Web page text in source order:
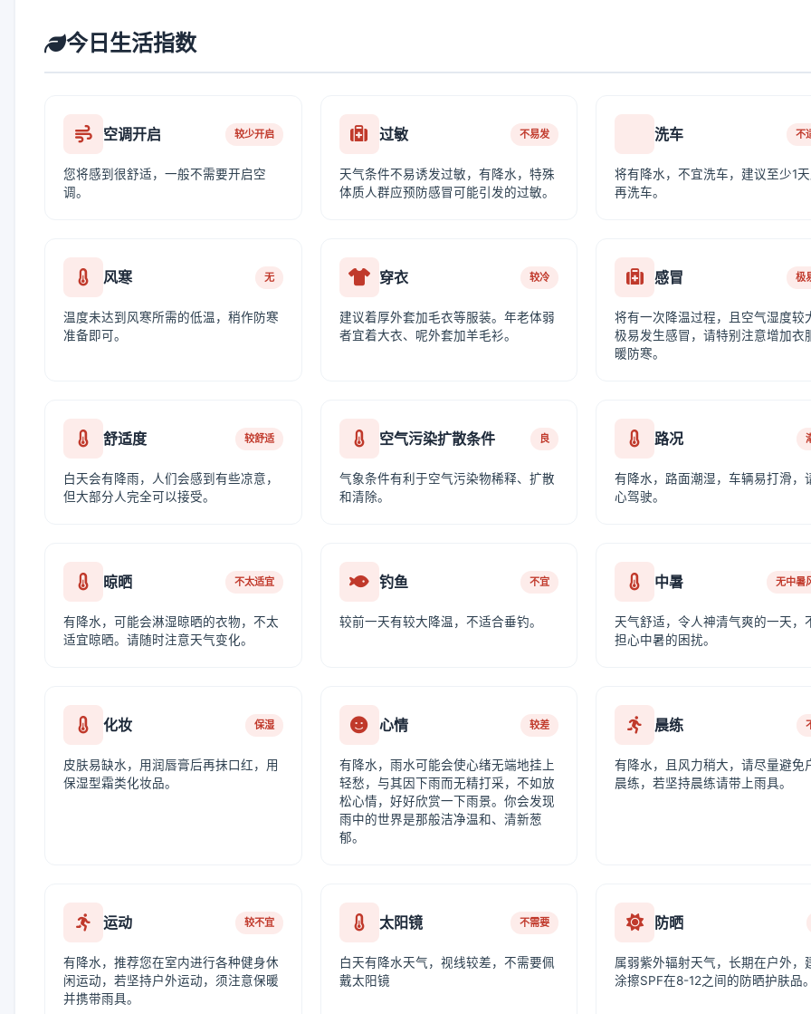
今日生活指数
空调开启 较少开启
您将感到很舒适，一般不需要开启空
调。
过敏 不易发
天气条件不易诱发过敏，有降水，特殊
体质人群应预防感冒可能引发的过敏。
洗车 不
将有降水，不宜洗车，建议至少1
再洗车。
风寒 无
温度未达到风寒所需的低温，稍作防寒
准备即可。
穿衣 较冷
建议着厚外套加毛衣等服装。年老体弱
者宜着大衣、呢外套加羊毛衫。
感冒 极
将有一次降温过程，且空气湿度较
极易发生感冒，请特别注意增加衣
暖防寒。
舒适度 较舒适
白天会有降雨，人们会感到有些凉意，
但大部分人完全可以接受。
空气污染扩散条件 良
气象条件有利于空气污染物稀释、扩散
和清除。
路况
有降水，路面潮湿，车辆易打滑，
心驾驶。
晾晒 不太适宜
有降水，可能会淋湿晾晒的衣物，不太
适宜晾晒。请随时注意天气变化。
钓鱼 不宜
较前一天有较大降温，不适合垂钓。
中暑 无中暑
天气舒适，令人神清气爽的一天，
担心中暑的困扰。
化妆 保湿
皮肤易缺水，用润唇膏后再抹口红，用
保湿型霜类化妆品。
心情 较差
有降水，雨水可能会使心绪无端地挂上
轻愁，与其因下雨而无精打采，不如放
松心情，好好欣赏一下雨景。你会发现
雨中的世界是那般洁净温和、清新葱
郁。
晨练
有降水，且风力稍大，请尽量避免
晨练，若坚持晨练请带上雨具。
运动 较不宜
有降水，推荐您在室内进行各种健身休
闲运动，若坚持户外运动，须注意保暖
并携带雨具。
太阳镜 不需要
白天有降水天气，视线较差，不需要佩
戴太阳镜
防晒
属弱紫外辐射天气，长期在户外，
涂擦SPF在8-12之间的防晒护肤品